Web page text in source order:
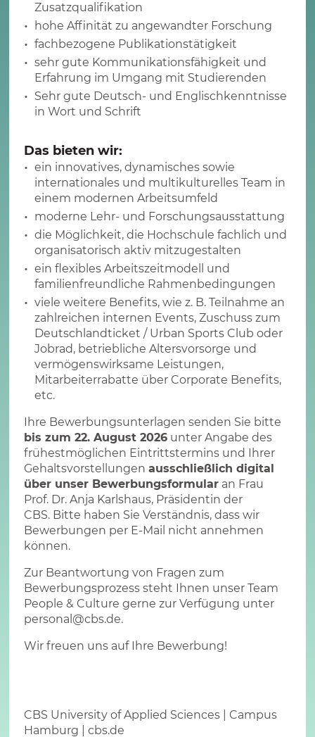
Zusatzqualifikation
hohe Affinität zu angewandter Forschung
fachbezogene Publikationstätigkeit
sehr gute Kommunikationsfähigkeit und
Erfahrung im Umgang mit Studierenden
Sehr gute Deutsch- und Englischkenntnisse
in Wort und Schrift
Das bieten wir:
ein innovatives, dynamisches sowie
internationales und multikulturelles Team in
einem modernen Arbeitsumfeld
moderne Lehr- und Forschungsausstattung
die Möglichkeit, die Hochschule fachlich und
organisatorisch aktiv mitzugestalten
ein flexibles Arbeitszeitmodell und
familienfreundliche Rahmenbedingungen
viele weitere Benefits, wie z. B. Teilnahme an
zahlreichen internen Events, Zuschuss zum
Deutschlandticket / Urban Sports Club oder
Jobrad, betriebliche Altersvorsorge und
vermögenswirksame Leistungen,
Mitarbeiterrabatte über Corporate Benefits,
etc.
Ihre Bewerbungsunterlagen senden Sie bitte
bis zum 22. August 2026 unter Angabe des
frühestmöglichen Eintrittstermins und Ihrer
Gehaltsvorstellungenausschließlich digital
über unser Bewerbungsformular an Frau
Prof. Dr. Anja Karlshaus, Präsidentin der
CBS. Bitte haben Sie Verständnis, dass wir
Bewerbungen per E-Mail nicht annehmen
können.
Zur Beantwortung von Fragen zum
Bewerbungsprozess steht Ihnen unser Team
People & Culture gerne zur Verfügung unter
personal@cbs.de.
Wir freuen uns auf Ihre Bewerbung!
CBS University of Applied Sciences | Campus
Hamburg |cbs.de